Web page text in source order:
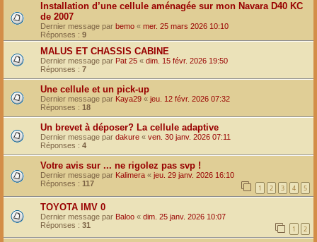
Installation d’une cellule aménagée sur mon Navara D40 KC
de 2007
Dernier message par bemo « mer. 25 mars 2026 10:10
Réponses : 9
MALUS ET CHASSIS CABINE
Dernier message par Pat 25 « dim. 15 févr. 2026 19:50
Réponses : 7
Une cellule et un pick-up
Dernier message par Kaya29 « jeu. 12 févr. 2026 07:32
Réponses : 18
Un brevet à déposer? La cellule adaptive
Dernier message par dakure « ven. 30 janv. 2026 07:11
Réponses : 4
Votre avis sur ... ne rigolez pas svp !
Dernier message par Kalimera « jeu. 29 janv. 2026 16:10
Réponses : 117 1 2 3 4 5
TOYOTA IMV 0
Dernier message par Baloo « dim. 25 janv. 2026 10:07
Réponses : 31 1 2